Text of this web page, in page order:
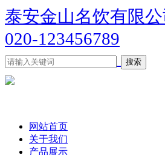
泰安金山名饮有限公
020-123456789
网站首页
关于我们
产品展示